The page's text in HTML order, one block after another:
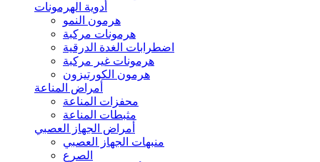
أدوية الهرمونات
هرمون النمو
هرمونات مركبة
اضطرابات الغدة الدرقية
هرمونات غير مركبة
هرمون الكورتيزون
أمراض المناعة
محفزات المناعة
مثبطات المناعة
أمراض الجهاز العصبي
منبهات الجهاز العصبي
الصرع